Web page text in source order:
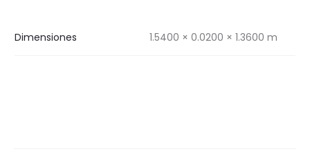
Dimensiones 1.5400 × 0.0200 × 1.3600 m